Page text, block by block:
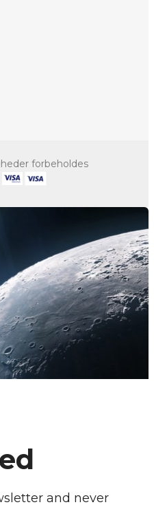
forbeholdes
and never